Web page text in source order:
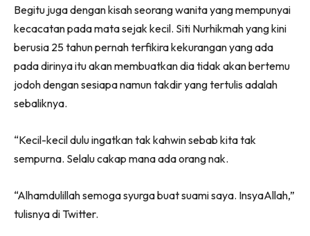
Begitu juga dengan kisah seorang wanita yang mempunyai
kecacatan pada mata sejak kecil. Siti Nurhikmah yang kini
berusia 25 tahun pernah terfikira kekurangan yang ada
pada dirinya itu akan membuatkan dia tidak akan bertemu
jodoh dengan sesiapa namun takdir yang tertulis adalah
sebaliknya.
“Kecil-kecil dulu ingatkan tak kahwin sebab kita tak
sempurna. Selalu cakap mana ada orang nak.
“Alhamdulillah semoga syurga buat suami saya. InsyaAllah,”
tulisnya di Twitter.